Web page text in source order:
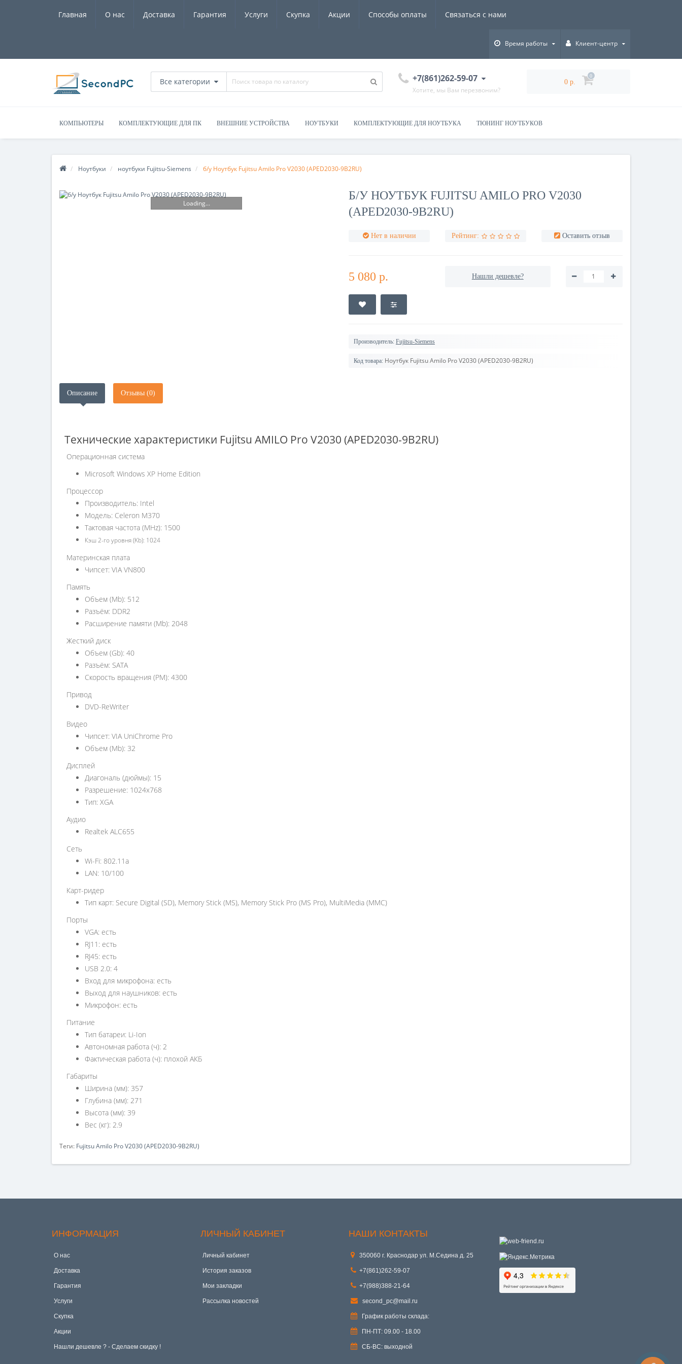
Главная О нас Доставка Гарантия Услуги Скупка Акции Способы оплаты Связаться с нами
Время работы Клиент-центр
Все категории +7(861)262-59-07
Хотите, мы Вам перезвоним?
0 р.
0
КОМПЬЮТЕРЫ КОМПЛЕКТУЮЩИЕ ДЛЯ ПК ВНЕШНИЕ УСТРОЙСТВА НОУТБУКИ КОМПЛЕКТУЮЩИЕ ДЛЯ НОУТБУКА ТЮНИНГ НОУТБУКОВ
Ноутбуки ноутбуки Fujitsu-Siemens б/у Ноутбук Fujitsu Amilo Pro V2030 (APED2030-9B2RU)
Loading...
Б/У НОУТБУК FUJITSU AMILO PRO V2030
(APED2030-9B2RU)
Нет в наличии Рейтинг: Оставить отзыв
5 080 р. Нашли дешевле?
Производитель: Fujitsu-Siemens
Код товара: Ноутбук Fujitsu Amilo Pro V2030 (APED2030-9B2RU)
Описание Отзывы (0)
Технические характеристики Fujitsu AMILO Pro V2030 (APED2030-9B2RU)
Операционная система
Microsoft Windows XP Home Edition
Процессор
Производитель: Intel
Модель: Celeron M370
Тактовая частота (MHz): 1500
Кэш 2-го уровня (Kb): 1024
Материнская плата
Чипсет: VIA VN800
Память
Объем (Mb): 512
Разъём: DDR2
Расширение памяти (Mb): 2048
Жесткий диск
Объем (Gb): 40
Разъём: SATA
Скорость вращения (PM): 4300
Привод
DVD-ReWriter
Видео
Чипсет: VIA UniChrome Pro
Объем (Mb): 32
Дисплей
Диагональ (дюймы): 15
Разрешение: 1024x768
Тип: XGA
Аудио
Realtek ALC655
Сеть
Wi-Fi: 802.11a
LAN: 10/100
Карт-ридер
Тип карт: Secure Digital (SD), Memory Stick (MS), Memory Stick Pro (MS Pro), MultiMedia (MMC)
Порты
VGA: есть
RJ11: есть
RJ45: есть
USB 2.0: 4
Вход для микрофона: есть
Выход для наушников: есть
Микрофон: есть
Питание
Тип батареи: Li-Ion
Автономная работа (ч): 2
Фактическая работа (ч): плохой АКБ
Габариты
Ширина (мм): 357
Глубина (мм): 271
Высота (мм): 39
Вес (кг): 2.9
Теги: Fujitsu Amilo Pro V2030 (APED2030-9B2RU)
ИНФОРМАЦИЯ
О нас
Доставка
Гарантия
Услуги
Скупка
Акции
Hашли дешевле ? - Сделаем скидку !
ЛИЧНЫЙ КАБИНЕТ
Личный кабинет
История заказов
Мои закладки
Рассылка новостей
НАШИ КОНТАКТЫ
350060 г. Краснодар ул. М.Седина д. 25
+7(861)262-59-07
+7(988)388-21-64
second_pc@mail.ru
График работы склада:
ПН-ПТ: 09.00 - 18.00
СБ-ВС: выходной